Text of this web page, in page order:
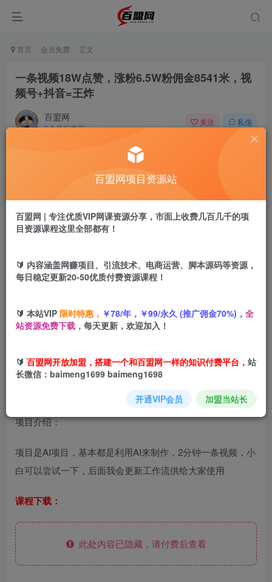
首页 会员免费 正文
一条视频18W点赞，涨粉6.5W粉佣金8541米，视
频号+抖音=王炸
百盟网
9个月前更新
关注 私信
盟币9.9
立即购买
一条视频18W点赞，涨粉6.5W粉佣金8541米，视频号+抖音
项目介绍：
项目是AI项目，基本都是利用AI来制作，2分钟一条视频，小
白可以尝试一下，后面我会更新工作流供给大家使用
课程下载：
此处内容已隐藏，请付费后查看
百盟网项目资源站
百盟网 | 专注优质VIP网课资源分享，市面上收费几百几千的项
目资源课程这里全部都有！
🔰 内容涵盖网赚项目、引流技术、电商运营、脚本源码等资源，
每日稳定更新20-50优质付费资源课程！
🔰 本站VIP 限时特惠， ￥78/年，￥99/永久 (推广佣金70%)， 全
站资源免费下载， 每天更新，欢迎加入！
🔰 百盟网开放加盟，搭建一个和百盟网一样的知识付费平台， 站
长微信：baimeng1699 baimeng1698
开通VIP会员 加盟当站长